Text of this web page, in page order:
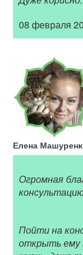
08 февраля
Елена
Огромная
Пойти на
открыть ему